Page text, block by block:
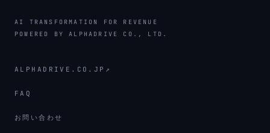
AI TRANSFORMATION FOR REVENUE
POWERED BY ALPHADRIVE CO., LTD.
ALPHADRIVE.CO.JP ↗
FAQ
お問い合わせ